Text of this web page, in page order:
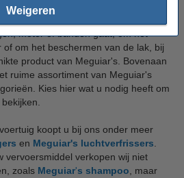
Weigerendie nodig zijn voor het wassen
van uw boot. Of het nu om het
motor of banden gaat, om het
om het beschermen van de lak, bij
product van Meguiar's. Bovenaan
ruime assortiment van Meguiar's
Kies hier wat u nodig heeft om
koopt u bij ons onder meer
en Meguiar's luchtverfrissers
vervoersmiddel verkopen wij niet
zoals Meguiar's shampoo , maar